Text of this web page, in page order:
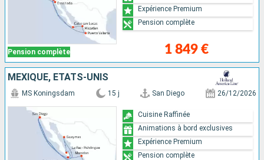
Pension complète 1 849 €
Expérience Premium
Pension complète
MEXIQUE, ÉTATS-UNIS
MS Koningsdam 15 j San Diego 26/12/2026
Cuisine Raffinée
Animations à bord exclusives
Expérience Premium
Pension complète